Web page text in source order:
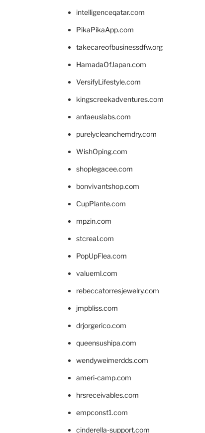
intelligenceqatar.com
PikaPikaApp.com
takecareofbusinessdfw.org
HamadaOfJapan.com
VersifyLifestyle.com
kingscreekadventures.com
antaeuslabs.com
purelycleanchemdry.com
WishOping.com
shoplegacee.com
bonvivantshop.com
CupPlante.com
mpzin.com
stcreal.com
PopUpFlea.com
valueml.com
rebeccatorresjewelry.com
jmpbliss.com
drjorgerico.com
queensushipa.com
wendyweimerdds.com
ameri-camp.com
hrsreceivables.com
empconst1.com
cinderella-support.com